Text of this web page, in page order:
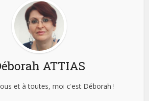
ATTIAS
et à toutes, moi c'est Déborah !